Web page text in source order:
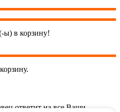
ы) в корзину!
ответит на все Ваши